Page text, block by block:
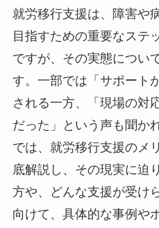
就労移行支援は、障害や
目指すための重要なステ
ですが、その実態につい
す。一部では「サポート
される一方、「現場の対
だった」という声も聞か
では、就労移行支援のメ
底解説し、その現実に迫
方や、どんな支援が受け
向けて、具体的な事例や